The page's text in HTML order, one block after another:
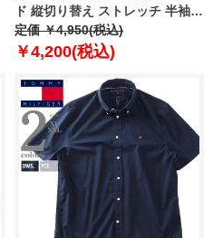
ド 縦切り替え ストレッチ 半袖 T
シャツ 春夏新作 66-47629-2
定価 ￥4,950(税込)
￥4,200(税込)